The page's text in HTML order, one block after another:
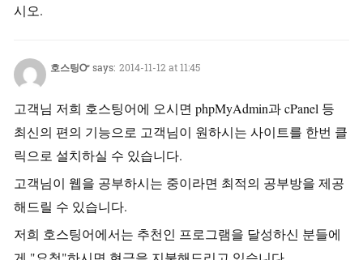
시오.
호스팅Ꮕsays: 2014-11-12 at 11:45
고객님 저희 호스팅어에 오시면 phpMyAdmin과 cPanel 등
최신의 편의 기능으로 고객님이 원하시는 사이트를 한번 클
릭으로 설치하실 수 있습니다.
고객님이 웹을 공부하시는 중이라면 최적의 공부방을 제공
해드릴 수 있습니다.
저희 호스팅어에서는 추천인 프로그램을 달성하신 분들에